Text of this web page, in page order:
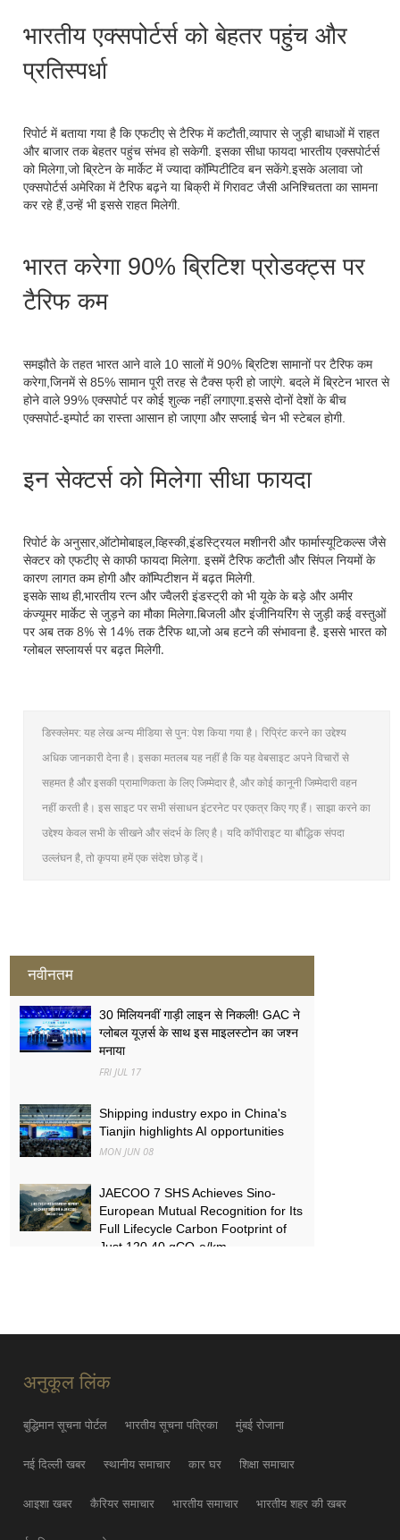
भारतीय एक्सपोर्टर्स को बेहतर पहुंच और
प्रतिस्पर्धा
रिपोर्ट में बताया गया है कि एफटीए से टैरिफ में कटौती,व्यापार से जुड़ी बाधाओं में राहत
और बाजार तक बेहतर पहुंच संभव हो सकेगी. इसका सीधा फायदा भारतीय एक्सपोर्टर्स
को मिलेगा,जो ब्रिटेन के मार्केट में ज्यादा कॉम्पिटीटिव बन सकेंगे.इसके अलावा जो
एक्सपोर्टर्स अमेरिका में टैरिफ बढ़ने या बिक्री में गिरावट जैसी अनिश्चितता का सामना
कर रहे हैं,उन्हें भी इससे राहत मिलेगी.
भारत करेगा 90% ब्रिटिश प्रोडक्ट्स पर
टैरिफ कम
समझौते के तहत भारत आने वाले 10 सालों में 90% ब्रिटिश सामानों पर टैरिफ कम
करेगा,जिनमें से 85% सामान पूरी तरह से टैक्स फ्री हो जाएंगे. बदले में ब्रिटेन भारत से
होने वाले 99% एक्सपोर्ट पर कोई शुल्क नहीं लगाएगा.इससे दोनों देशों के बीच
एक्सपोर्ट-इम्पोर्ट का रास्ता आसान हो जाएगा और सप्लाई चेन भी स्टेबल होगी.
इन सेक्टर्स को मिलेगा सीधा फायदा
रिपोर्ट के अनुसार,ऑटोमोबाइल,व्हिस्की,इंडस्ट्रियल मशीनरी और फार्मास्यूटिकल्स जैसे
सेक्टर को एफटीए से काफी फायदा मिलेगा. इसमें टैरिफ कटौती और सिंपल नियमों के
कारण लागत कम होगी और कॉम्पिटीशन में बढ़त मिलेगी.
इसके साथ ही,भारतीय रत्न और ज्वैलरी इंडस्ट्री को भी यूके के बड़े और अमीर
कंज्यूमर मार्केट से जुड़ने का मौका मिलेगा.बिजली और इंजीनियरिंग से जुड़ी कई वस्तुओं
पर अब तक 8% से 14% तक टैरिफ था,जो अब हटने की संभावना है. इससे भारत को
ग्लोबल सप्लायर्स पर बढ़त मिलेगी.
डिस्क्लेमर: यह लेख अन्य मीडिया से पुन: पेश किया गया है। रिप्रिंट करने का उद्देश्य
अधिक जानकारी देना है। इसका मतलब यह नहीं है कि यह वेबसाइट अपने विचारों से
सहमत है और इसकी प्रामाणिकता के लिए जिम्मेदार है, और कोई कानूनी जिम्मेदारी वहन
नहीं करती है। इस साइट पर सभी संसाधन इंटरनेट पर एकत्र किए गए हैं। साझा करने का
उद्देश्य केवल सभी के सीखने और संदर्भ के लिए है। यदि कॉपीराइट या बौद्धिक संपदा
उल्लंघन है, तो कृपया हमें एक संदेश छोड़ दें।
नवीनतम
30 मिलियनवीं गाड़ी लाइन से निकली! GAC ने
ग्लोबल यूज़र्स के साथ इस माइलस्टोन का जश्न
मनाया
FRI JUL 17
Shipping industry expo in China's
Tianjin highlights AI opportunities
MON JUN 08
JAECOO 7 SHS Achieves Sino-
European Mutual Recognition for Its
Full Lifecycle Carbon Footprint of
Just 120.40 gCO₂e/km
THU MAY 21
अनुकूल लिंक
बुद्धिमान सूचना पोर्टल भारतीय सूचना पत्रिका मुंबई रोजाना
नई दिल्ली खबर स्थानीय समाचार कार घर शिक्षा समाचार
आइशा खबर कैरियर समाचार भारतीय समाचार भारतीय शहर की खबर